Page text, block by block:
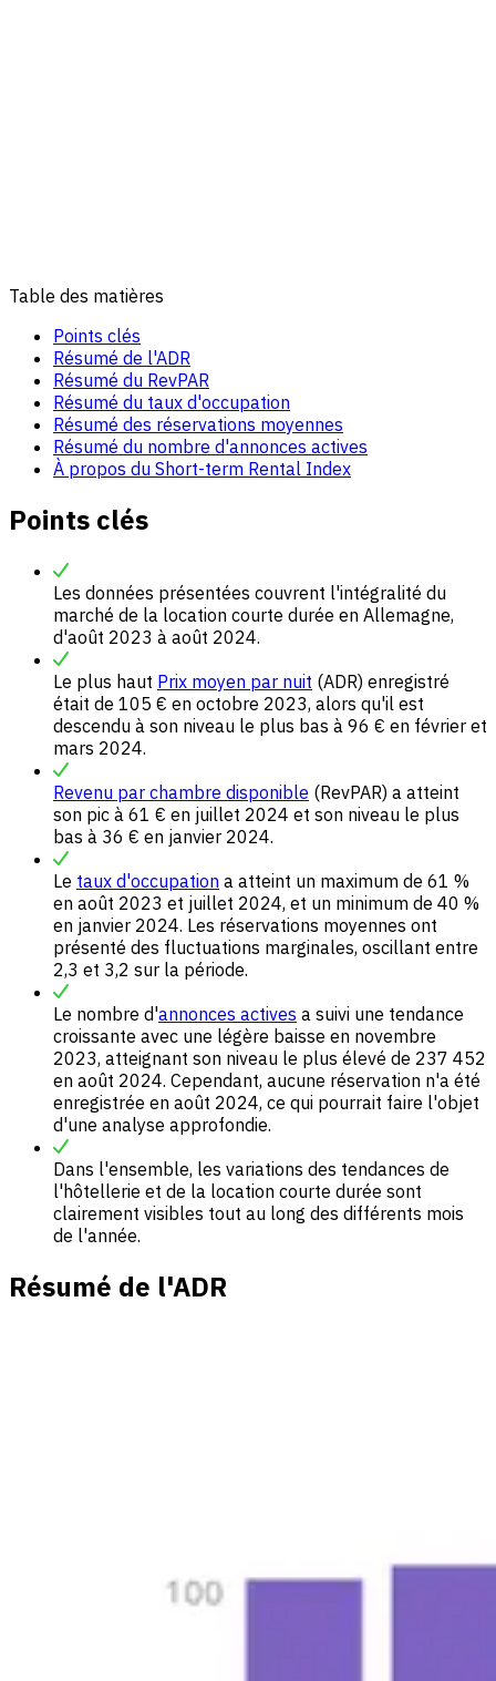
Table des matières
Points clés
Résumé de l'ADR
Résumé du RevPAR
Résumé du taux d'occupation
Résumé des réservations moyennes
Résumé du nombre d'annonces actives
À propos du Short-term Rental Index
Points clés
Les données présentées couvrent l'intégralité du
marché de la location courte durée en Allemagne,
d'août 2023 à août 2024.
Le plus haut Prix moyen par nuit (ADR) enregistré
était de 105 € en octobre 2023, alors qu'il est
descendu à son niveau le plus bas à 96 € en février et
mars 2024.
Revenu par chambre disponible (RevPAR) a atteint
son pic à 61 € en juillet 2024 et son niveau le plus
bas à 36 € en janvier 2024.
Le taux d'occupation a atteint un maximum de 61 %
en août 2023 et juillet 2024, et un minimum de 40 %
en janvier 2024. Les réservations moyennes ont
présenté des fluctuations marginales, oscillant entre
2,3 et 3,2 sur la période.
Le nombre d'annonces actives a suivi une tendance
croissante avec une légère baisse en novembre
2023, atteignant son niveau le plus élevé de 237 452
en août 2024. Cependant, aucune réservation n'a été
enregistrée en août 2024, ce qui pourrait faire l'objet
d'une analyse approfondie.
Dans l'ensemble, les variations des tendances de
l'hôtellerie et de la location courte durée sont
clairement visibles tout au long des différents mois
de l'année.
Résumé de l'ADR